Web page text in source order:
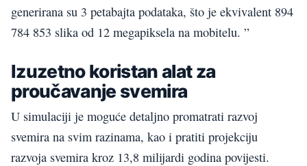
generirana su 3 petabajta podataka, što je ekvivalent 894
784 853 slika od 12 megapiksela na mobitelu. ”
Izuzetno koristan alat za
proučavanje svemira
U simulaciji je moguće detaljno promatrati razvoj
svemira na svim razinama, kao i pratiti projekciju
razvoja svemira kroz 13,8 milijardi godina povijesti.